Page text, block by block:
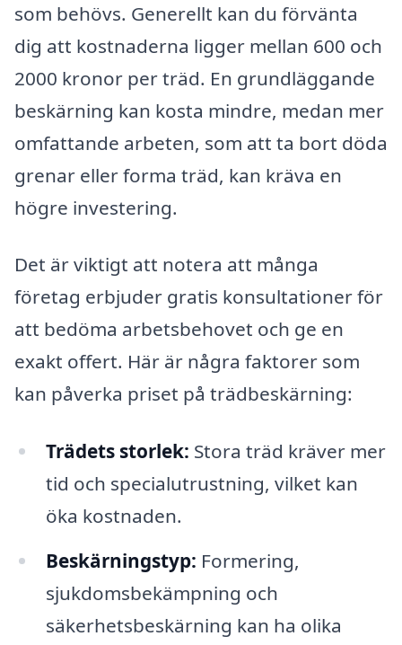
som behövs. Generellt kan du förvänta
dig att kostnaderna ligger mellan 600 och
2000 kronor per träd. En grundläggande
beskärning kan kosta mindre, medan mer
omfattande arbeten, som att ta bort döda
grenar eller forma träd, kan kräva en
högre investering.
Det är viktigt att notera att många
företag erbjuder gratis konsultationer för
att bedöma arbetsbehovet och ge en
exakt offert. Här är några faktorer som
kan påverka priset på trädbeskärning:
Trädets storlek: Stora träd kräver mer
tid och specialutrustning, vilket kan
öka kostnaden.
Beskärningstyp: Formering,
sjukdomsbekämpning och
säkerhetsbeskärning kan ha olika